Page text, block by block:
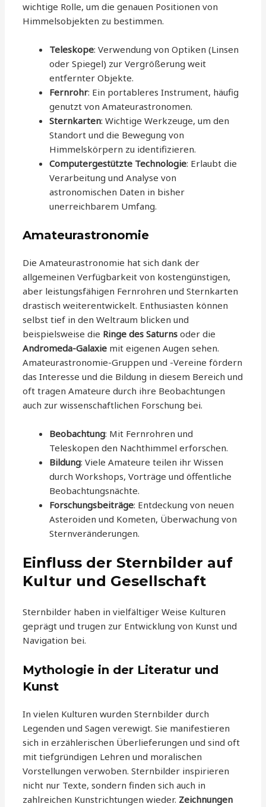
wichtige Rolle, um die genauen Positionen von
Himmelsobjekten zu bestimmen.
Teleskope: Verwendung von Optiken (Linsen
oder Spiegel) zur Vergrößerung weit
entfernter Objekte.
Fernrohr: Ein portableres Instrument, häufig
genutzt von Amateurastronomen.
Sternkarten: Wichtige Werkzeuge, um den
Standort und die Bewegung von
Himmelskörpern zu identifizieren.
Computergestützte Technologie: Erlaubt die
Verarbeitung und Analyse von
astronomischen Daten in bisher
unerreichbarem Umfang.
Amateurastronomie
Die Amateurastronomie hat sich dank der
allgemeinen Verfügbarkeit von kostengünstigen,
aber leistungsfähigen Fernrohren und Sternkarten
drastisch weiterentwickelt. Enthusiasten können
selbst tief in den Weltraum blicken und
beispielsweise die Ringe des Saturns oder die
Andromeda-Galaxie mit eigenen Augen sehen.
Amateurastronomie-Gruppen und -Vereine fördern
das Interesse und die Bildung in diesem Bereich und
oft tragen Amateure durch ihre Beobachtungen
auch zur wissenschaftlichen Forschung bei.
Beobachtung: Mit Fernrohren und
Teleskopen den Nachthimmel erforschen.
Bildung: Viele Amateure teilen ihr Wissen
durch Workshops, Vorträge und öffentliche
Beobachtungsnächte.
Forschungsbeiträge: Entdeckung von neuen
Asteroiden und Kometen, Überwachung von
Sternveränderungen.
Einfluss der Sternbilder auf
Kultur und Gesellschaft
Sternbilder haben in vielfältiger Weise Kulturen
geprägt und trugen zur Entwicklung von Kunst und
Navigation bei.
Mythologie in der Literatur und
Kunst
In vielen Kulturen wurden Sternbilder durch
Legenden und Sagen verewigt. Sie manifestieren
sich in erzählerischen Überlieferungen und sind oft
mit tiefgründigen Lehren und moralischen
Vorstellungen verwoben. Sternbilder inspirieren
nicht nur Texte, sondern finden sich auch in
zahlreichen Kunstrichtungen wieder. Zeichnungen